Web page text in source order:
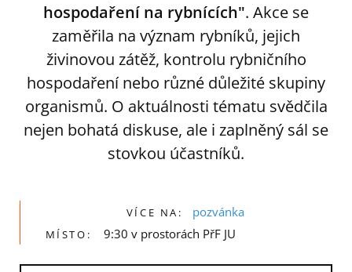
hospodaření na rybnících". Akce se
zaměřila na význam rybníků, jejich
živinovou zátěž, kontrolu rybničního
hospodaření nebo různé důležité skupiny
organismů. O aktuálnosti tématu svědčila
nejen bohatá diskuse, ale i zaplněný sál se
stovkou účastníků.
VÍCE NA: pozvánka
MÍSTO: 9:30 v prostorách PřF JU